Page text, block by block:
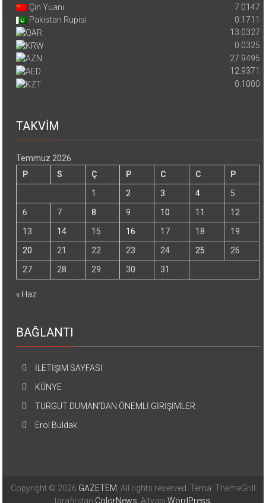
Çin Yuanı
7.0147
Pakistan Rupisi
0.1711
13.0327
0.0325
27.9495
12.9371
0.1000
TAKVİM
Temmuz 2026
P
S Ç P C C
P
1
2 3 4
5
6
7 8 9 10 11
12
13
14 15 16 17 18
19
20
21 22 23 24 25
26
27
28 29 30 31
« Haz
BAĞLANTI
İLETİŞİM SAYFASI
KÜNYE
TURGUT DUMAN’DAN ÖNEMLİ GİRİŞİMLER
Erol Buldak
Copyright © 2026 GAZETEM . All rights reserved. Tema: ThemeGrill
tarafından ColorNews . Altyapı WordPress